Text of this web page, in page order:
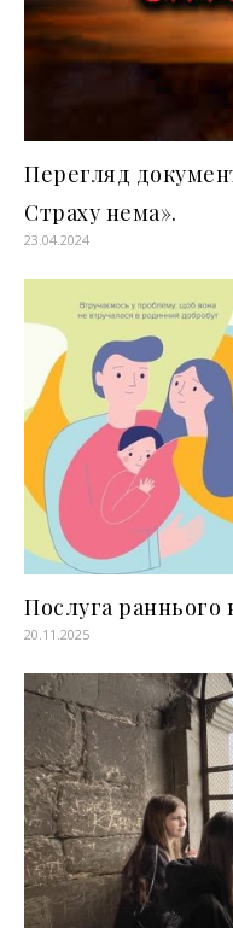
Перегляд
Страху нема».
23.04.2024
Послуга раннього
20.11.2025